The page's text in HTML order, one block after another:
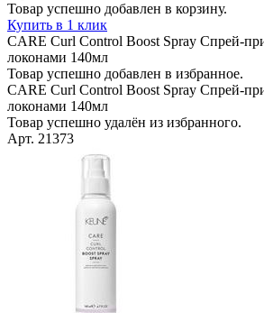
Товар успешно добавлен в корзину.
Купить в 1 клик
CARE Curl Control Boost Spray Спрей-
локонами 140мл
Товар успешно добавлен в избранное.
CARE Curl Control Boost Spray Спрей-
локонами 140мл
Товар успешно удалён из избранного.
Арт. 21373